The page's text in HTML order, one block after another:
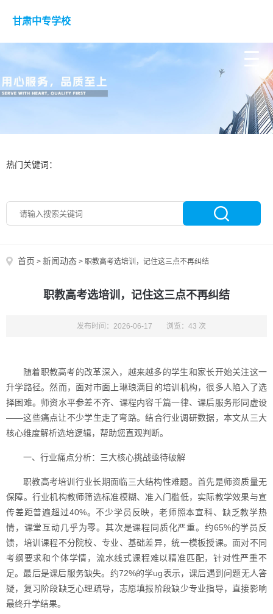
甘肃中专学校
热门关键词：
首页 > 新闻动态 > 职教高考选培训，记住这三点不再纠结
职教高考选培训，记住这三点不再纠结
发布时间：2026-06-17 浏览：43 次
随着职教高考的改革深入，越来越多的学生和家长开始关注这一
升学路径。然而，面对市面上琳琅满目的培训机构，很多人陷入了选
择困难。师资水平参差不齐、课程内容千篇一律、课后服务形同虚设
——这些痛点让不少学生走了弯路。结合行业调研数据，本文从三大
核心维度解析选培逻辑，帮助您直观判断。
一、行业痛点分析：三大核心挑战亟待破解
职教高考培训行业长期面临三大结构性难题。首先是师资质量无
保障。行业机构教师筛选标准模糊、准入门槛低，实际教学效果与宣
传差距普遍超过40%。不少学员反映，老师照本宣科、缺乏教学热
情，课堂互动几乎为零。其次是课程同质化严重。约65%的学员反
馈，培训课程不分院校、专业、基础差异，统一模板授课。面对不同
考纲要求和个体学情，流水线式课程难以精准匹配，针对性严重不
足。最后是课后服务缺失。约72%的学ug表示，课后遇到问题无人答
疑，复习阶段缺乏心理疏导，志愿填报阶段缺少专业指导，直接影响
最终升学结果。